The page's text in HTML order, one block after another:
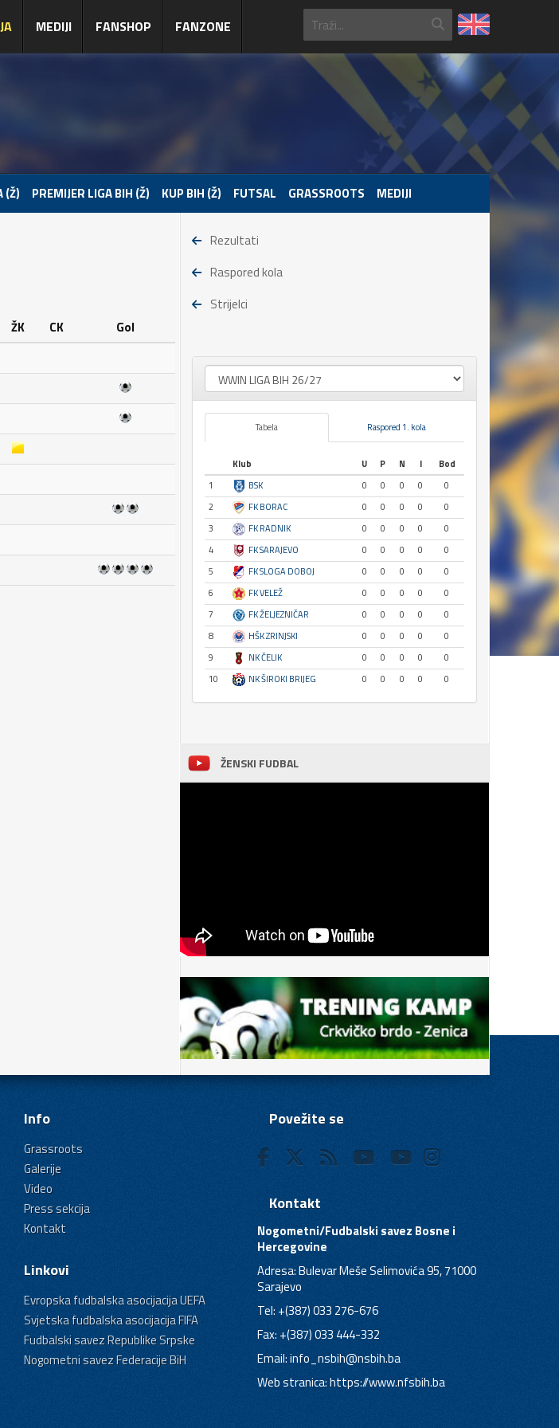
MEDIJI FANSHOP FANZONE
(Ž) PREMIJER LIGA BIH (Ž) KUP BIH (Ž) FUTSAL GRASSROOTS MEDIJI
ŽK CK
Gol
Rezultati
Raspored kola
Strijelci
Tabela Raspored 1. kola
Klub U P N I
Bod
1
BSK 0 0 0 0
0
2
FK BORAC 0 0 0 0
0
3
FK RADNIK 0 0 0 0
0
4
FK SARAJEVO 0 0 0 0
0
5
FK SLOGA DOBOJ 0 0 0 0
0
6
FK VELEŽ 0 0 0 0
0
7
FK ŽELJEZNIČAR 0 0 0 0
0
8
HŠK ZRINJSKI 0 0 0 0
0
9
NK ČELIK 0 0 0 0
0
10
NK ŠIROKI BRIJEG 0 0 0 0 0
ŽENSKI FUDBAL
Info
Grassroots
Galerije
Video
Press sekcija
Kontakt
Linkovi
Evropska fudbalska asocijacija UEFA
Svjetska fudbalska asocijacija FIFA
Fudbalski savez Republike Srpske
Nogometni savez Federacije BiH
Povežite se
Kontakt
Nogometni/Fudbalski savez Bosne i
Hercegovine
Adresa: Bulevar Meše Selimovića 95, 71000
Sarajevo
Tel: +(387) 033 276-676
Fax: +(387) 033 444-332
Email:info_nsbih@nsbih.ba
Web stranica: https://www.nfsbih.ba